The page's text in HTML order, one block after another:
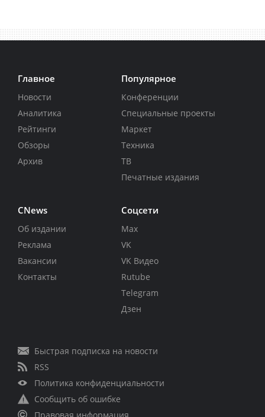
Главное
Новости
Аналитика
Рейтинги
Обзоры
Архив
Популярное
Конференции
Специальные проекты
Маркет
Техника
ТВ
Печатные издания
CNews
Об издании
Реклама
Вакансии
Контакты
Соцсети
Max
VK
VK Видео
Rutube
Telegram
Дзен
Быстрая подписка на новости
RSS
Политика конфиденциальности
Сообщить об ошибке